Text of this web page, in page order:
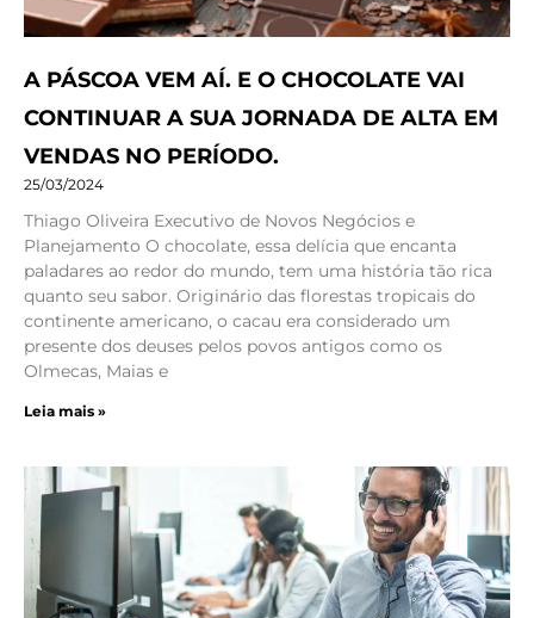
A PÁSCOA VEM AÍ. E O CHOCOLATE VAI
CONTINUAR A SUA JORNADA DE ALTA EM
VENDAS NO PERÍODO.
25/03/2024
Thiago Oliveira Executivo de Novos Negócios e
Planejamento O chocolate, essa delícia que encanta
paladares ao redor do mundo, tem uma história tão rica
quanto seu sabor. Originário das florestas tropicais do
continente americano, o cacau era considerado um
presente dos deuses pelos povos antigos como os
Olmecas, Maias e
Leia mais »